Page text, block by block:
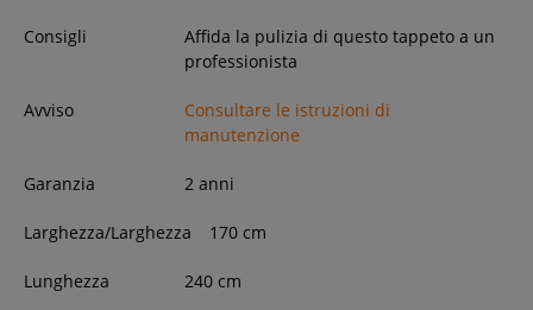
Consigli
Affida la pulizia di questo tappeto a un
professionista
Avviso
Consultare le istruzioni di
manutenzione
Garanzia 2 anni
Larghezza/Larghezza 170 cm
Lunghezza 240cm